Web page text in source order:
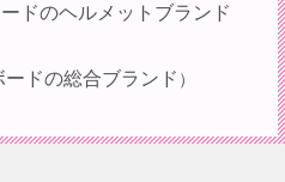
ドのヘルメットブランド
ドの総合ブランド ）